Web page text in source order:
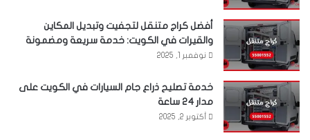
أفضل كراج متنقل لتجفيت وتبديل المكاين
والقيرات في الكويت: خدمة سريعة ومضمونة
نوفمبر 1, 2025
خدمة تصليح ذراع جام السيارات في الكويت على
مدار 24 ساعة
أكتوبر 2, 2025